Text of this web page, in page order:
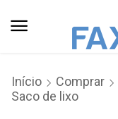
Início Comprar
Saco de lixo